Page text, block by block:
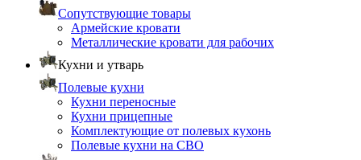
Сопутствующие товары
Армейские кровати
Металлические кровати для рабочих
Кухни и утварь
Полевые кухни
Кухни переносные
Кухни прицепные
Комплектующие от полевых кухонь
Полевые кухни на СВО